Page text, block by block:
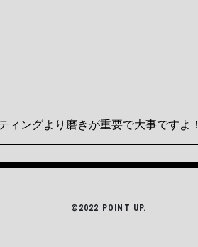
ィングより磨きが重要で大事ですよ！
©2022 POINT UP.